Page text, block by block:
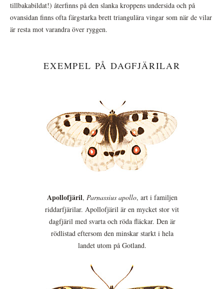
tillbakabildat!) återfinns på den slanka kroppens undersida och på
ovansidan finns ofta färgstarka brett triangulära vingar som när de vilar
är resta mot varandra över ryggen.
EXEMPEL PÅ DAGFJÄRILAR
Apollofjäril, Parnassius apollo, art i familjen
riddarfjärilar. Apollofjäril är en mycket stor vit
dagfjäril med svarta och röda fläckar. Den är
rödlistad eftersom den minskar starkt i hela
landet utom på Gotland.